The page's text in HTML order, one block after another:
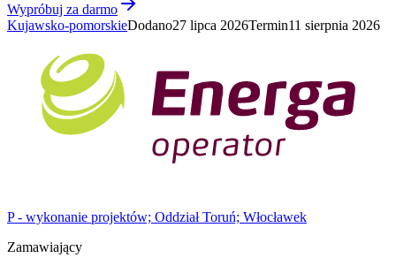
Wypróbuj za darmo
Kujawsko-pomorskieDodano27 lipca 2026Termin11 sierpnia 2026
P - wykonanie projektów; Oddział Toruń; Włocławek
Zamawiający